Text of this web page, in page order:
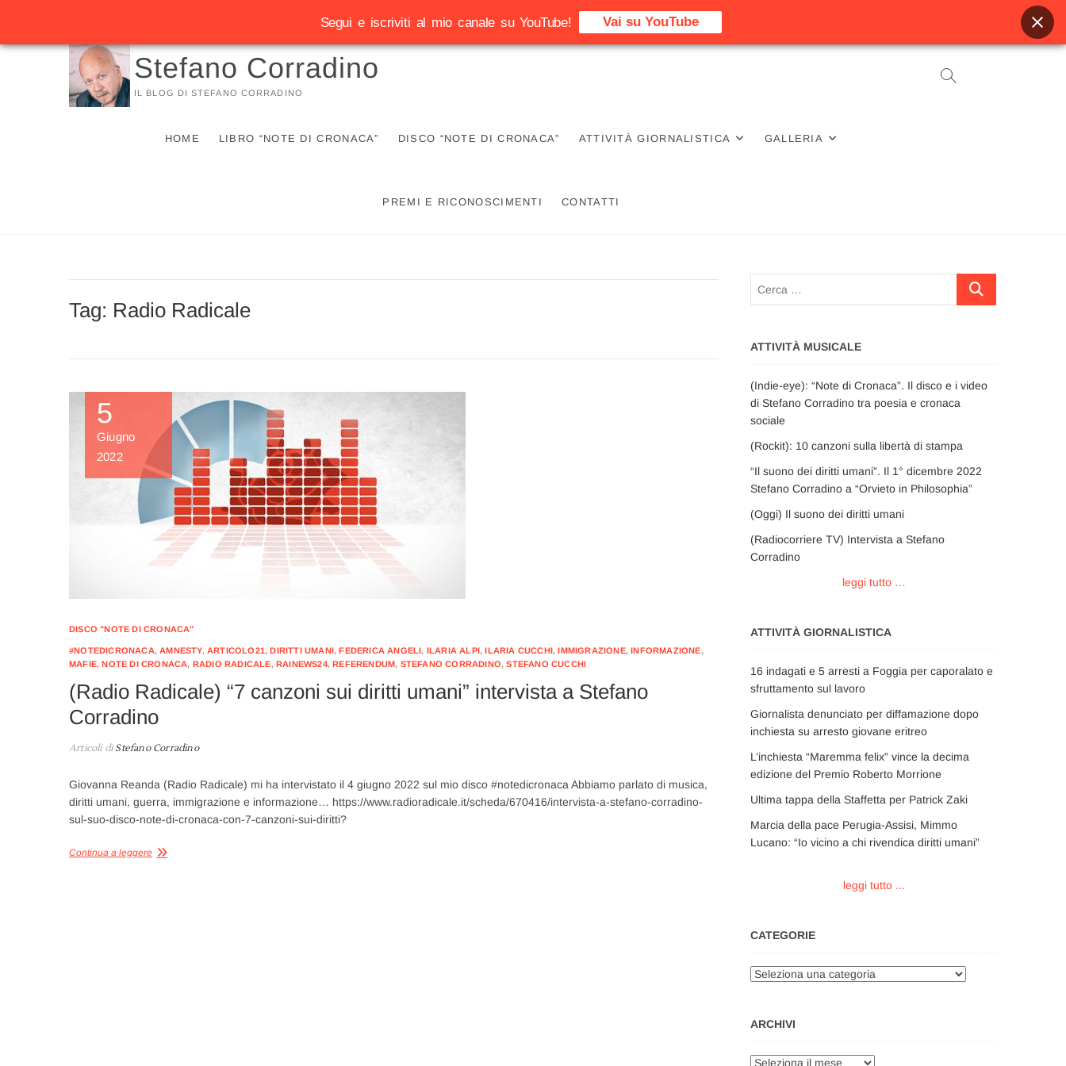
Vai
Stefano Corradino
IL BLOG DI STEFANO CORRADINO
HOME LIBRO “NOTE DI CRONACA” DISCO “NOTE DI CRONACA” ATTIVITÀ GIORNALISTICA GALLERIA
PREMI E RICONOSCIMENTI CONTATTI
Tag: Radio Radicale
5
Giugno
2022
DISCO "NOTE DI CRONACA"
#NOTEDICRONACA,AMNESTY,ARTICOLO21,DIRITTI UMANI,FEDERICA ANGELI, ILARIA ALPI,ILARIA CUCCHI,IMMIGRAZIONE,INFORMAZIONE,
MAFIE,NOTE DI CRONACA, RADIO RADICALE,RAINEWS24,REFERENDUM, STEFANO CORRADINO,STEFANO CUCCHI
(Radio Radicale) “7 canzoni sui diritti umani” intervista a Stefano
Corradino
Articoli diStefano Corradino
Giovanna Reanda (Radio Radicale) mi ha intervistato il 4 giugno 2022 sul mio disco #notedicronaca Abbiamo parlato di musica,
diritti umani, guerra, immigrazione e informazione… https://www.radioradicale.it/scheda/670416/intervista-a-stefano-corradino-
sul-suo-disco-note-di-cronaca-con-7-canzoni-sui-diritti?
Continua a leggere
Cerca
ATTIVITÀ MUSICALE
(Indie-eye): “Note di Cronaca”. Il disco e i video
di Stefano Corradino tra poesia e cronaca
sociale
(Rockit): 10 canzoni sulla libertà di stampa
“Il suono dei diritti umani”. Il 1° dicembre 2022
Stefano Corradino a “Orvieto in Philosophia”
(Oggi) Il suono dei diritti umani
(Radiocorriere TV) Intervista a Stefano
Corradino
leggi tutto …
ATTIVITÀ GIORNALISTICA
16 indagati e 5 arresti a Foggia per caporalato e
sfruttamento sul lavoro
Giornalista denunciato per diffamazione dopo
inchiesta su arresto giovane eritreo
L’inchiesta “Maremma felix” vince la decima
edizione del Premio Roberto Morrione
Ultima tappa della Staffetta per Patrick Zaki
Marcia della pace Perugia-Assisi, Mimmo
Lucano: “Io vicino a chi rivendica diritti umani”
leggi tutto ...
CATEGORIE
Categorie
ARCHIVI
Archivi
Segui e iscriviti al mio canale su YouTube! Vai su YouTube